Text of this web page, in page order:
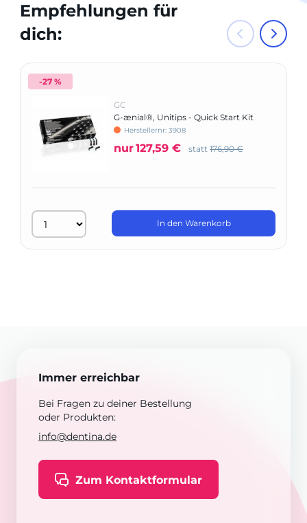
Empfehlungen für
dich:
-27 %
GC
G-ænial®, Unitips - Quick Start Kit
Herstellernr: 3908
nur127,59 € statt 176,90 €
In den Warenkorb
Immer erreichbar
Bei Fragen zu deiner Bestellung
oder Produkten:
info@dentina.de
Zum Kontaktformular